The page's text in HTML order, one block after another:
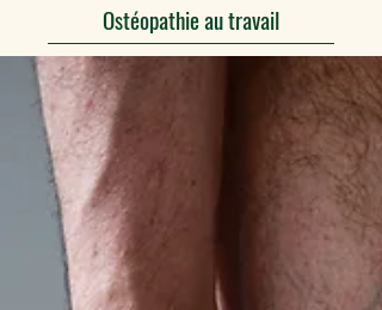
Ostéopathie au travail